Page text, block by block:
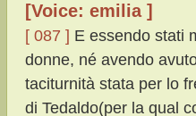
[Voice: emilia ]
[ 087 ] E essendo stati
donne, né avendo
taciturnità stata per lo
di Tedaldo(per la qual